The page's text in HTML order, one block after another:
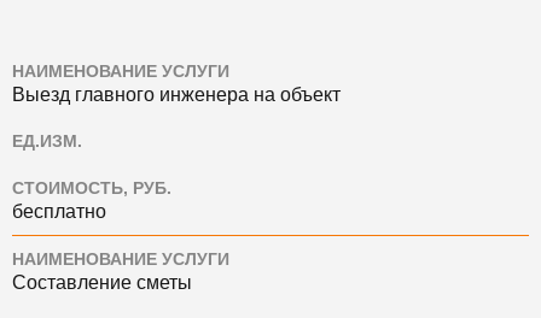
НАИМЕНОВАНИЕ УСЛУГИ
Выезд главного инженера на объект
ЕД.ИЗМ.
СТОИМОСТЬ, РУБ.
бесплатно
НАИМЕНОВАНИЕ УСЛУГИ
Составление сметы